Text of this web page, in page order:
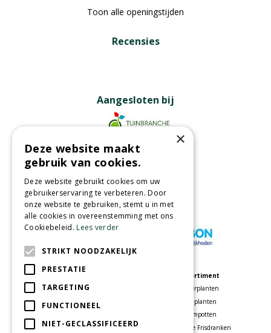
Toon alle openingstijden
Recensies
Aangesloten bij
Partners
Wij accepteren
Tuincentrum
Speelparadijs
Woonwinkel
Assortiment
Kamerplanten
Tuinplanten
Bloempotten
Voordelige Frisdranken
×
Deze website maakt
gebruik van cookies.
Deze website gebruikt cookies om uw
gebruikerservaring te verbeteren. Door
onze website te gebruiken, stemt u in met
alle cookies in overeenstemming met ons
Cookiebeleid.Lees verder
STRIKT NOODZAKELIJK
PRESTATIE
TARGETING
FUNCTIONEEL
NIET-GECLASSIFICEERD